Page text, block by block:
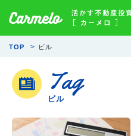
TOP ビル
Tag
ビル